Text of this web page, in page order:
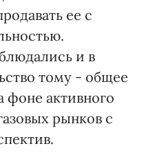
ее с
и в
тому - общее
фоне активного
рынков с